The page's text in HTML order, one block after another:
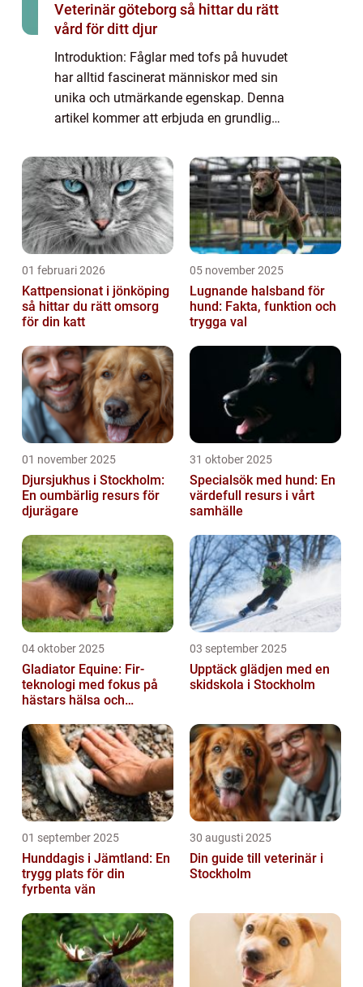
Veterinär göteborg så hittar du rätt
vård för ditt djur
Introduktion: Fåglar med tofs på huvudet
har alltid fascinerat människor med sin
unika och utmärkande egenskap. Denna
artikel kommer att erbjuda en grundlig
presentation av olika typer, populära arter
och k...
01 februari 2026
Kattpensionat i jönköping
så hittar du rätt omsorg
för din katt
05 november 2025
Lugnande halsband för
hund: Fakta, funktion och
trygga val
01 november 2025
Djursjukhus i Stockholm:
En oumbärlig resurs för
djurägare
31 oktober 2025
Specialsök med hund: En
värdefull resurs i vårt
samhälle
04 oktober 2025
Gladiator Equine: Fir-
teknologi med fokus på
hästars hälsa och
03 september 2025
Upptäck glädjen med en
skidskola i Stockholm
01 september 2025
Hunddagis i Jämtland: En
trygg plats för din
fyrbenta vän
30 augusti 2025
Din guide till veterinär i
Stockholm